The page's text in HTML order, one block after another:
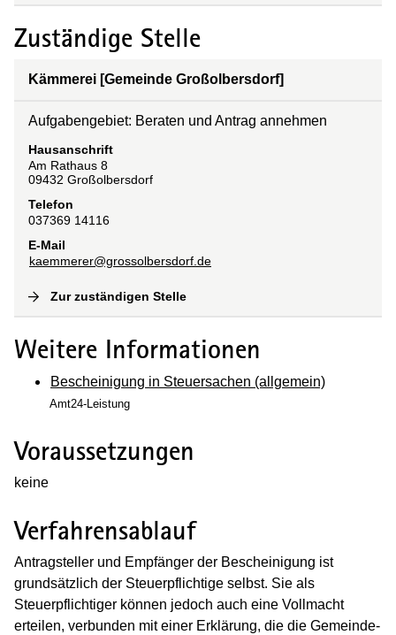
Zuständige Stelle
Kämmerei [Gemeinde Großolbersdorf]
Aufgabengebiet: Beraten und Antrag annehmen
Hausanschrift
Am Rathaus 8
09432 Großolbersdorf
Telefon
037369 14116
E-Mail
kaemmerer@grossolbersdorf.de
Zur zuständigen Stelle
Weitere Informationen
Bescheinigung in Steuersachen (allgemein)
Amt24-Leistung
Voraussetzungen
keine
Verfahrensablauf
Antragsteller und Empfänger der Bescheinigung ist
grundsätzlich der Steuerpflichtige selbst. Sie als
Steuerpflichtiger können jedoch auch eine Vollmacht
erteilen, verbunden mit einer Erklärung, die die Gemeinde-